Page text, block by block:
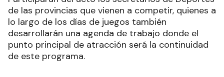
de las provincias que vienen a competir, quienes a
lo largo de los días de juegos también
desarrollarán una agenda de trabajo donde el
punto principal de atracción será la continuidad
de este programa.